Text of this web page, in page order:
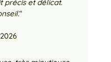
précis et délicat.
“